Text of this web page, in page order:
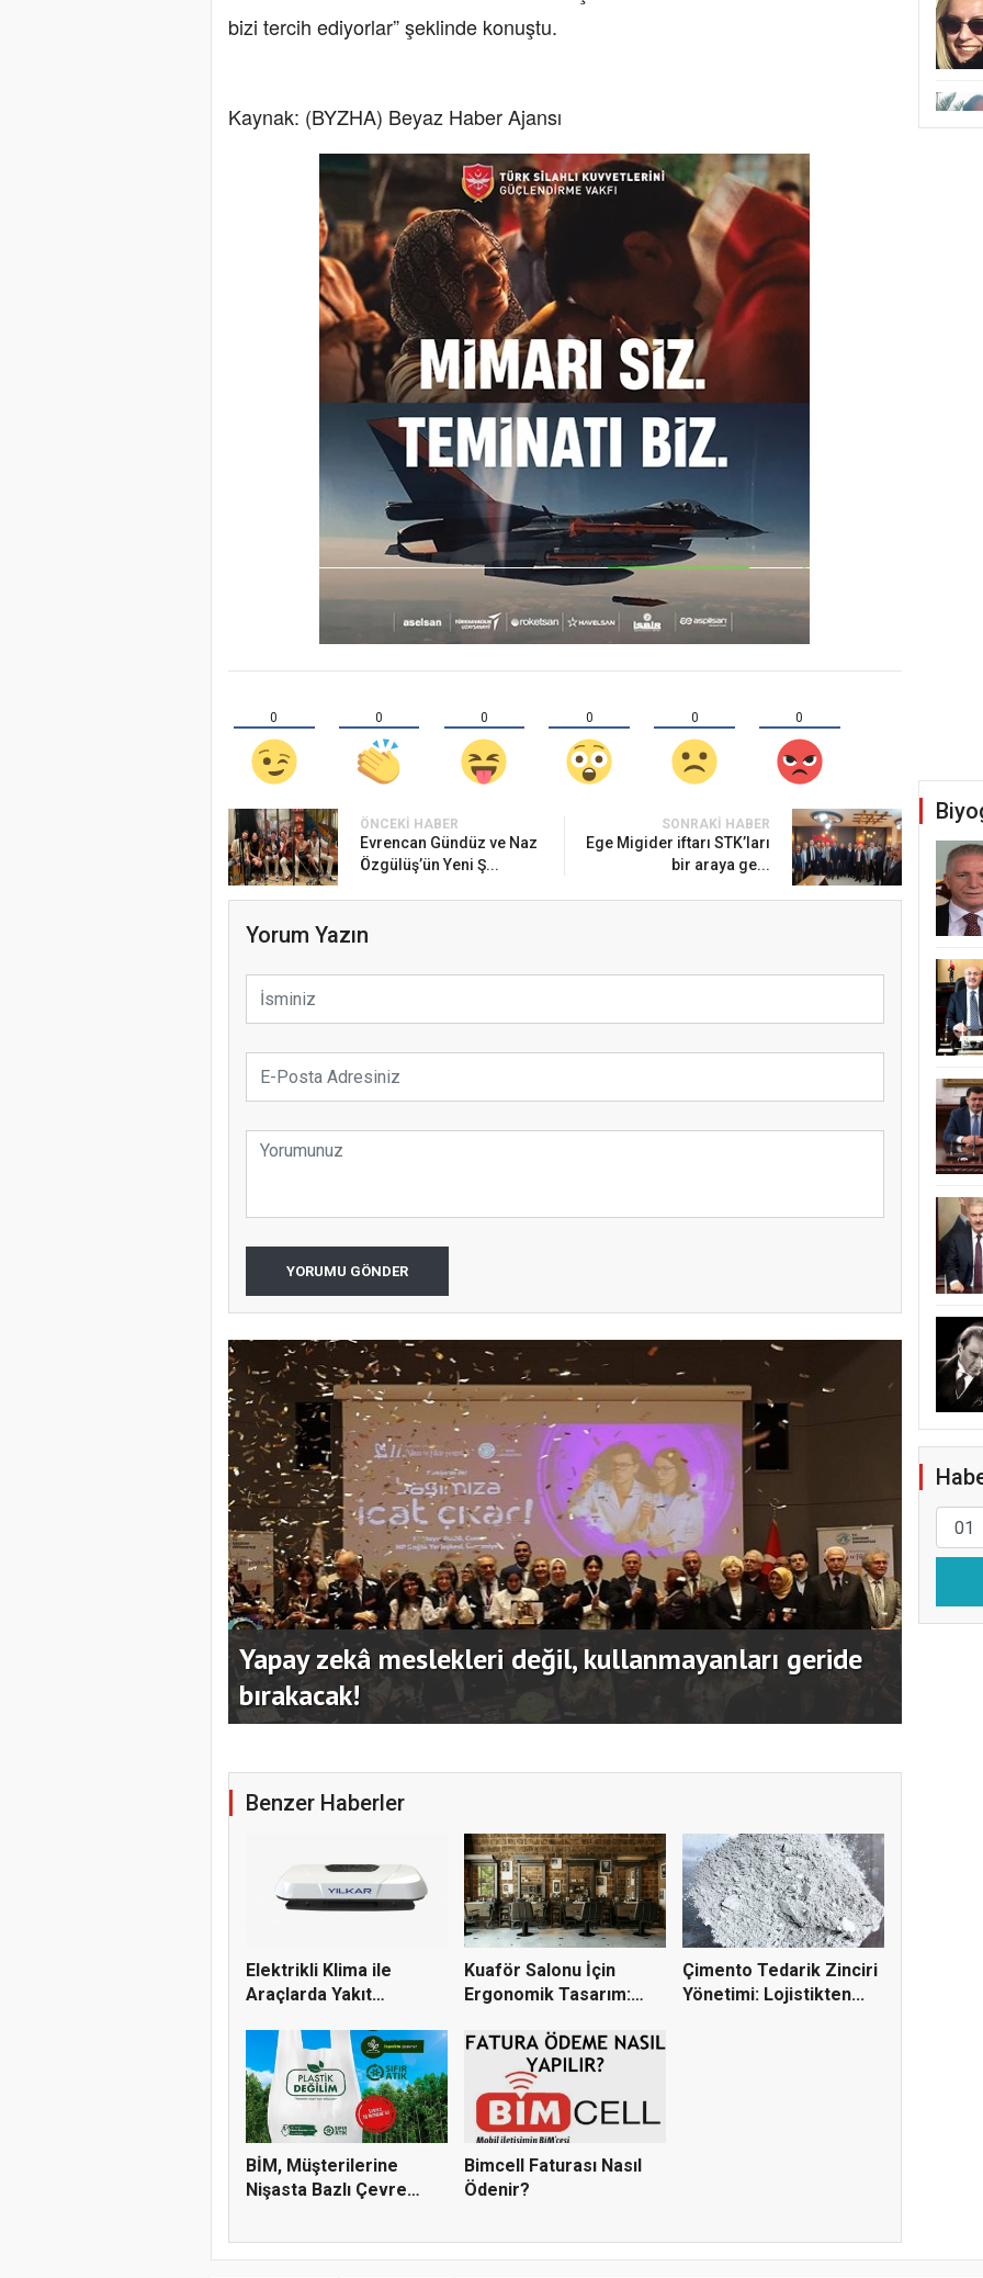
bizi tercih ediyorlar” şeklinde konuştu.
Kaynak: (BYZHA) Beyaz Haber Ajansı
0 0 0 0 0 0
ÖNCEKI HABER
Evrencan Gündüz ve Naz
Özgülüş’ün Yeni Ş...
SONRAKI HABER
Ege Migider iftarı STK’ları
bir araya ge...
Yorum Yazın
YORUMU GÖNDER
Kocaeli Büyükşehir’in SİDEM’i 129 bin kişiyi afetlere
hazırladı
Benzer Haberler
Elektrikli Klima ile
Araçlarda Yakıt
Kuaför Salonu İçin
Ergonomik Tasarım:
Çimento Tedarik Zinciri
Yönetimi: Lojistikten...
BİM, Müşterilerine
Nişasta Bazlı Çevre
Bimcell Faturası Nasıl
Ödenir?